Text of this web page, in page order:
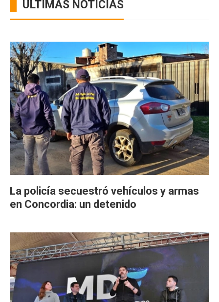
ÚLTIMAS NOTICIAS
La policía secuestró vehículos y armas
en Concordia: un detenido